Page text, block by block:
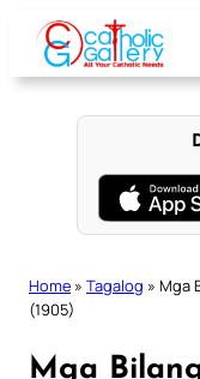
content
Home » Tagalog » Mga
(1905)
Mga